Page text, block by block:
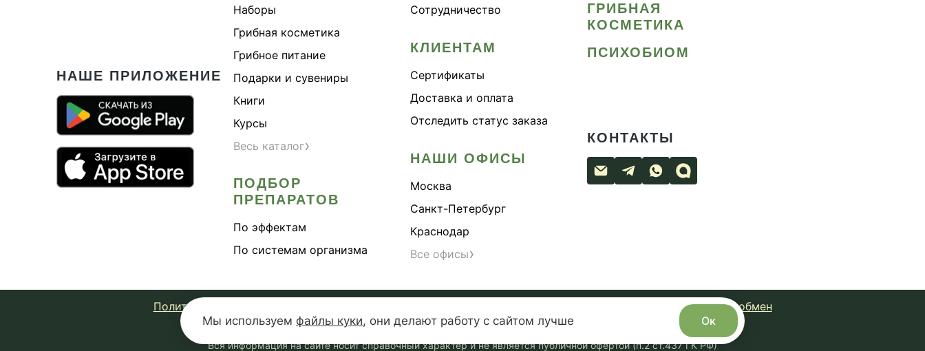
НАШЕ ПРИЛОЖЕНИЕ
Наборы
Грибная косметика
Грибное питание
Подарки и сувениры
Книги
Курсы
Весь каталог›
ПОДБОР
ПРЕПАРАТОВ
По эффектам
По системам организма
Сотрудничество
КЛИЕНТАМ
Сертификаты
Доставка и оплата
Отследить статус заказа
НАШИ ОФИСЫ
Москва
Санкт-Петербург
Краснодар
Все офисы›
ГРИБНАЯ
КОСМЕТИКА
ПСИХОБИОМ
КОНТАКТЫ
Политика конфиденциальности Возврат и обмен
© 2026 Fungiline — зарегистрированная торговая марка. Копирование материалов с сайта запрещено.
Вся информация на сайте носит справочный характер и не является публичной офертой (п.2 ст.437 ГК РФ)
Мы используем файлы куки, они делают работу с сайтом лучше Ок